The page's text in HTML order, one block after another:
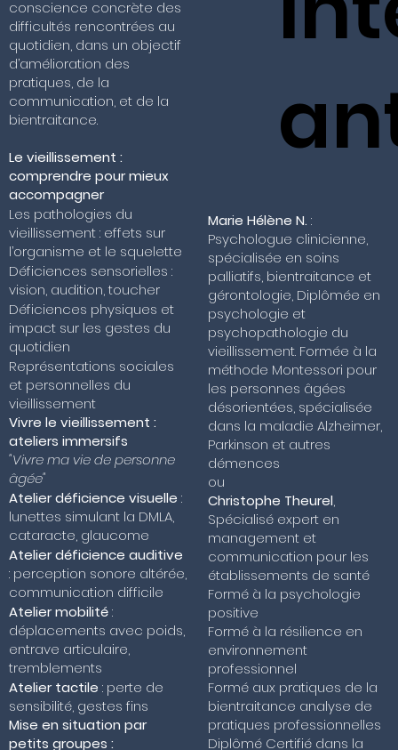
conscience concrète des
difficultés rencontrées au
quotidien, dans un objectif
d’amélioration des
pratiques, de la
communication, et de la
bientraitance.
Le vieillissement :
comprendre pour mieux
accompagner
Les pathologies du
vieillissement : effets sur
l’organisme et le squelette
Déficiences sensorielles :
vision, audition, toucher
Déficiences physiques et
impact sur les gestes du
quotidien
Représentations sociales
et personnelles du
vieillissement
Vivre le vieillissement :
ateliers immersifs
"Vivre ma vie de personne
âgée"
Atelier déficience visuelle :
lunettes simulant la DMLA,
cataracte, glaucome
Atelier déficience auditive
: perception sonore altérée,
communication difficile
Atelier mobilité:
déplacements avec poids,
entrave articulaire,
tremblements
Atelier tactile : perte de
sensibilité, gestes fins
Mise en situation par
petits groupes :
Marie Hélène N. :
Psychologue clinicienne,
spécialisée en soins
palliatifs, bientraitance et
gérontologie, Diplômée en
psychologie et
psychopathologie du
vieillissement. Formée à la
méthode Montessori pour
les personnes âgées
désorientées, spécialisée
dans la maladie Alzheimer,
Parkinson et autres
démences
ou
Christophe Theurel,
Spécialisé expert en
management et
communication pour les
établissements de santé
Formé à la psychologie
positive
Formé à la résilience en
environnement
professionnel
Formé aux pratiques de la
bientraitance analyse de
pratiques professionnelles
Diplômé Certifié dans la